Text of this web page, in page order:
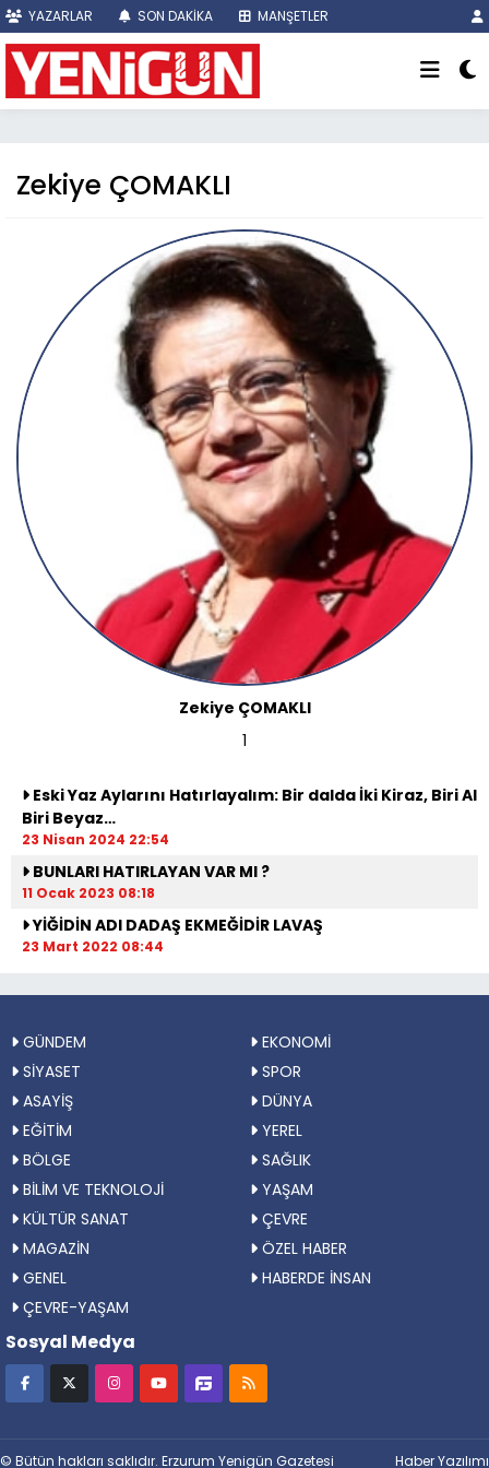
YAZARLAR SON DAKİKA MANŞETLER
Zekiye ÇOMAKLI
Zekiye ÇOMAKLI
1
Eski Yaz Aylarını Hatırlayalım: Bir dalda İki Kiraz, Biri Al
Biri Beyaz…
23 Nisan 2024 22:54
BUNLARI HATIRLAYAN VAR MI ?
11 Ocak 2023 08:18
YİĞİDİN ADI DADAŞ EKMEĞİDİR LAVAŞ
23 Mart 2022 08:44
GÜNDEM
EKONOMİ
SİYASET
SPOR
ASAYİŞ
DÜNYA
EĞİTİM
YEREL
BÖLGE
SAĞLIK
BİLİM VE TEKNOLOJİ
YAŞAM
KÜLTÜR SANAT
ÇEVRE
MAGAZİN
ÖZEL HABER
GENEL
HABERDE İNSAN
ÇEVRE-YAŞAM
Sosyal Medya
© Bütün hakları saklıdır. Erzurum Yenigün Gazetesi Haber Yazılımı